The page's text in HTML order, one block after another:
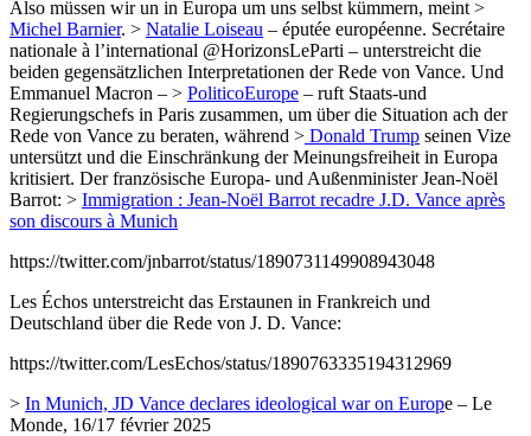
Also müssen wir un in Europa um uns selbst kümmern, meint >
Michel Barnier. > Natalie Loiseau – éputée européenne. Secrétaire
nationale à l’international @HorizonsLeParti – unterstreicht die
beiden gegensätzlichen Interpretationen der Rede von Vance. Und
Emmanuel Macron – > PoliticoEurope – ruft Staats-und
Regierungschefs in Paris zusammen, um über die Situation ach der
Rede von Vance zu beraten, während > Donald Trump seinen Vize
untersützt und die Einschränkung der Meinungsfreiheit in Europa
kritisiert. Der französische Europa- und Außenminister Jean-Noël
Barrot: > Immigration : Jean-Noël Barrot recadre J.D. Vance après
son discours à Munich
https://twitter.com/jnbarrot/status/1890731149908943048
Les Échos unterstreicht das Erstaunen in Frankreich und
Deutschland über die Rede von J. D. Vance:
https://twitter.com/LesEchos/status/1890763335194312969
> In Munich, JD Vance declares ideological war on Europe – Le
Monde, 16/17 février 2025